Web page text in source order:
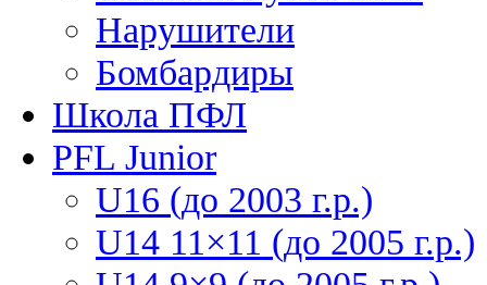
Нарушители
Бомбардиры
Школа ПФЛ
PFL Junior
U16 (до 2003 г.р.)
U14 11×11 (до 2005 г.р.)